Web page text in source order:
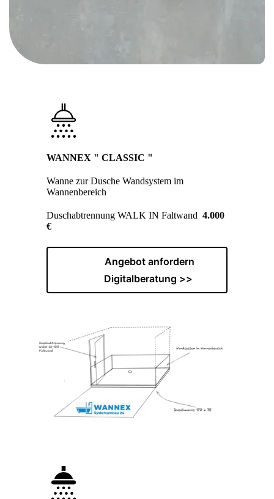
WANNEX " CLASSIC "
Wanne zur Dusche Wandsystem im
Wannenbereich
Duschabtrennung WALK IN Faltwand4.000
€
Angebot anfordern
Digitalberatung >>